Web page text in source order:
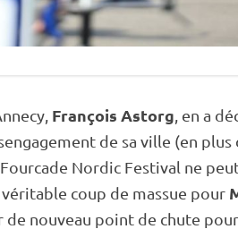
François Astorg , en a
de sa ville (en plus
Nordic Festival ne
coup de massue pour
nouveau point de chute